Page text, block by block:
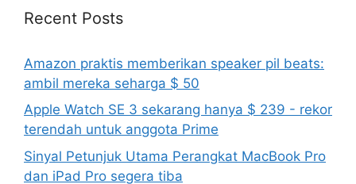
Recent Posts
Amazon praktis memberikan speaker pil beats:
ambil mereka seharga $ 50
Apple Watch SE 3 sekarang hanya $ 239 - rekor
terendah untuk anggota Prime
Sinyal Petunjuk Utama Perangkat MacBook Pro
dan iPad Pro segera tiba